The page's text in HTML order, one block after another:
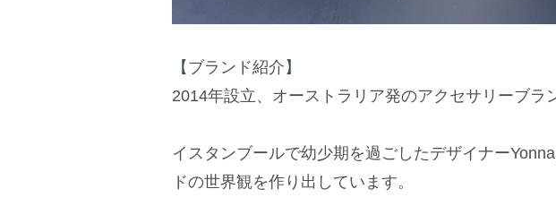
【ブランド紹介】
2014年設立、オーストラリア発のアクセサリーブラ
イスタンブールで幼少期を過ごしたデザイナー
ドの世界観を作り出しています。